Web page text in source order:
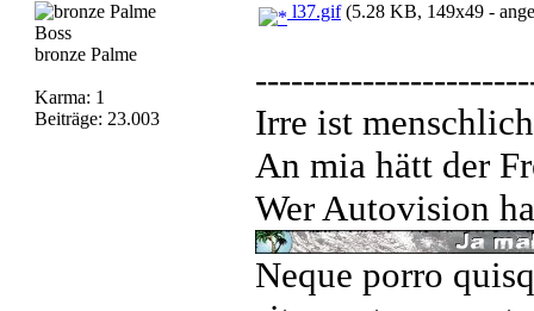
Boss
bronze Palme
Karma: 1
Beiträge: 23.003
l37.gif(5.28 KB, 149x49 -
Irre ist
An mia hätt der
Wer Autovision
Neque porro